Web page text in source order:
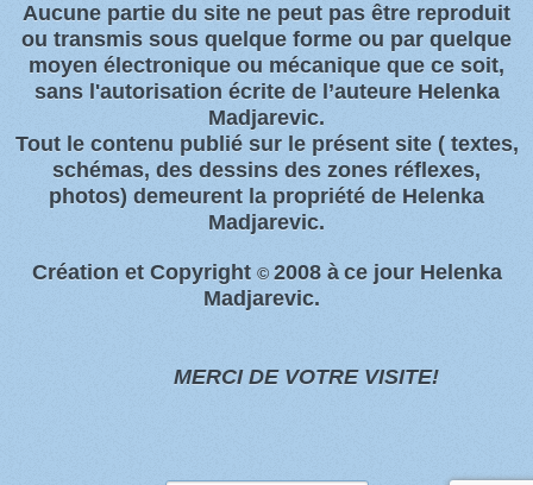
Aucune partie du site ne peut pas être reproduit
ou transmis sous quelque forme ou par quelque
moyen électronique ou mécanique que ce soit,
sans l'autorisation écrite de l’auteure Helenka
Madjarevic.
Tout l e contenu publié sur le présent site( textes,
schémas, des dessins des zones réflexes,
photos) demeurent la propriété de Helenka
Madjarevic.
Création et Copyright © 2008 à ce jour Helenka
Madjarevic.
MERCI DE VOTRE VISITE!